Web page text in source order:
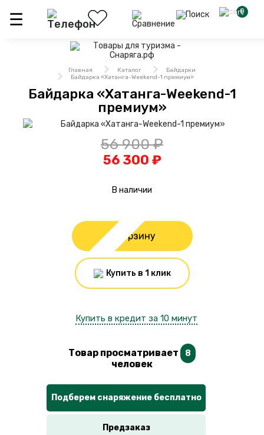
0
Главная Каталог
Байдарки
Байдарка «Хатанга-Weekend-1 премиум»
Байдарка «Хатанга-Weekend-1
премиум»
56 900 ₽
56 300 ₽
В наличии
В корзину
Купить в 1 клик
Купить в кредит за 10 минут
Товар просматривает 8
человек
Подберем снаряжение бесплатно
Предзаказ